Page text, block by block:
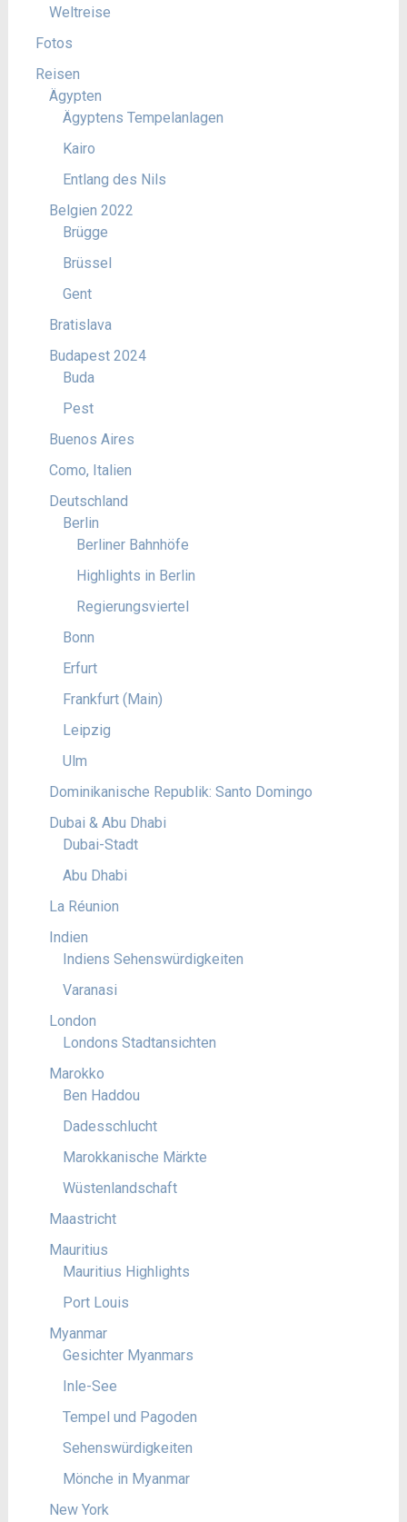
Weltreise
Fotos
Reisen
Ägypten
Ägyptens Tempelanlagen
Kairo
Entlang des Nils
Belgien 2022
Brügge
Brüssel
Gent
Bratislava
Budapest 2024
Buda
Pest
Buenos Aires
Como, Italien
Deutschland
Berlin
Berliner Bahnhöfe
Highlights in Berlin
Regierungsviertel
Bonn
Erfurt
Frankfurt (Main)
Leipzig
Ulm
Dominikanische Republik: Santo Domingo
Dubai & Abu Dhabi
Dubai-Stadt
Abu Dhabi
La Réunion
Indien
Indiens Sehenswürdigkeiten
Varanasi
London
Londons Stadtansichten
Marokko
Ben Haddou
Dadesschlucht
Marokkanische Märkte
Wüstenlandschaft
Maastricht
Mauritius
Mauritius Highlights
Port Louis
Myanmar
Gesichter Myanmars
Inle-See
Tempel und Pagoden
Sehenswürdigkeiten
Mönche in Myanmar
New York